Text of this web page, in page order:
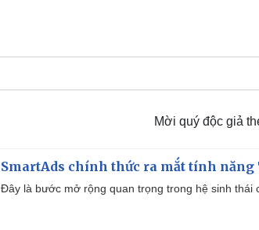
Mời quý độc giả
SmartAds chính thức ra mắt tính
Đây là bước mở rộng quan trọng trong hệ sinh thái